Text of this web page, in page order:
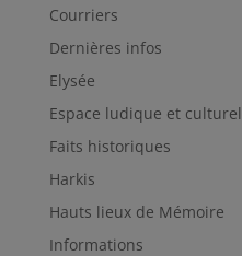
Courriers
Dernières infos
Elysée
Espace ludique et culturel
Faits historiques
Harkis
Hauts lieux de Mémoire
Informations